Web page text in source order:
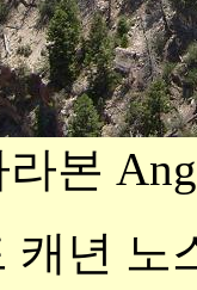
본
캐년 노